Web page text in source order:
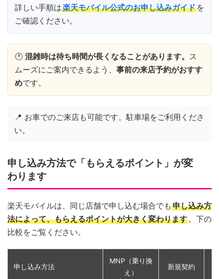
詳しい手順は楽天モバイル公式のお申し込みガイド を
ご確認ください。
🕐 混雑時は待ち時間が長くなることがあります。 ス
ムーズにご案内できるよう、 事前の来店予約がおすす
めです。
📍 お車でのご来店も可能です。駐車場をご利用くださ
い。
申し込み方法で「もらえるポイント」が変
わります
楽天モバイルは、同じ店舗で申し込む場合でも 申し込み方
法によって、もらえるポイントが大きく変わります。下の
比較をご覧ください。
申し込み方法
MNP（乗り換
え）
新規契約